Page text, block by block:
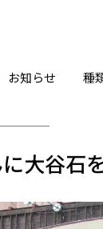
お知らせ 種
大谷石